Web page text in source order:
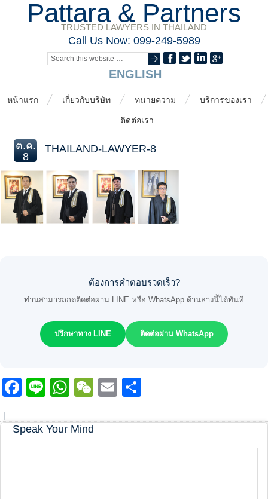
Pattara & Partners
TRUSTED LAWYERS IN THAILAND
Call Us Now: 099-249-5989
ENGLISH
หน้าแรก เกี่ยวกับบริษัท ทนายความ บริการของเรา
ติดต่อเรา
ต.ค.
8
THAILAND-LAWYER-8
ต้องการคำตอบรวดเร็ว?
ท่านสามารถกดติดต่อผ่าน LINE หรือ WhatsApp ด้านล่างนี้ได้ทันที
ปรึกษาทาง LINE ติดต่อผ่าน WhatsApp
Facebook
LineWhatsApp
WeChat
Email
Speak Your Mind